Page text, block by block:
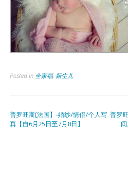
Posted in 全家福, 新生儿
普罗旺斯[法国】-婚纱/情侣/个人写
真【自6月25日至7月8日】
普罗